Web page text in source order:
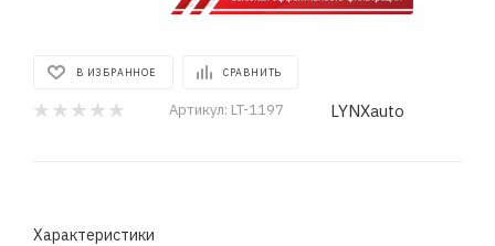
В ИЗБРАННОЕ СРАВНИТЬ
Артикул: LT-1197 LYNXauto
Характеристики